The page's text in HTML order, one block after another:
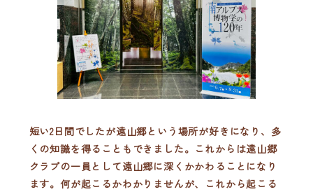
短い2日間でしたが遠山郷という場所が好きになり、多
くの知識を得ることもできました。これからは遠山郷
クラブの一員として遠山郷に深くかかわることになり
ます。何が起こるかわかりませんが、これから起こる